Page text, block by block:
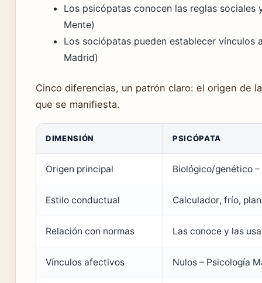
Los psicópatas conocen las reglas
Mente)
Los sociópatas pueden establecer
Madrid)
Cinco diferencias, un patrón claro: el origen de
que se manifiesta.
DIMENSIÓN PSICÓPATA
Origen principal Biológico/genético
Estilo conductual Calculador, frío,
Relación con normas Las conoce y las
Vínculos afectivos Nulos – Psicología